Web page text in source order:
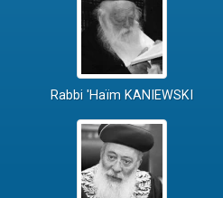
Rabbi 'Haïm KANIEWSKI